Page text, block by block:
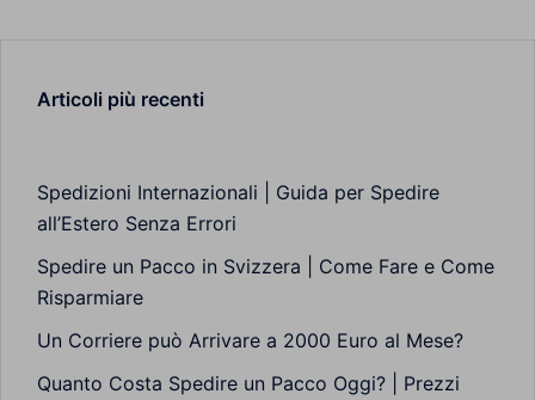
Articoli più recenti
Spedizioni Internazionali | Guida per Spedire
all’Estero Senza Errori
Spedire un Pacco in Svizzera | Come Fare e Come
Risparmiare
Un Corriere può Arrivare a 2000 Euro al Mese?
Quanto Costa Spedire un Pacco Oggi? | Prezzi